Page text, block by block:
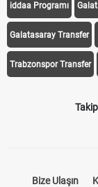
iddaa Programı
Galatasaray Transfer
Trabzonspor Transfer
Bize Ulaşın